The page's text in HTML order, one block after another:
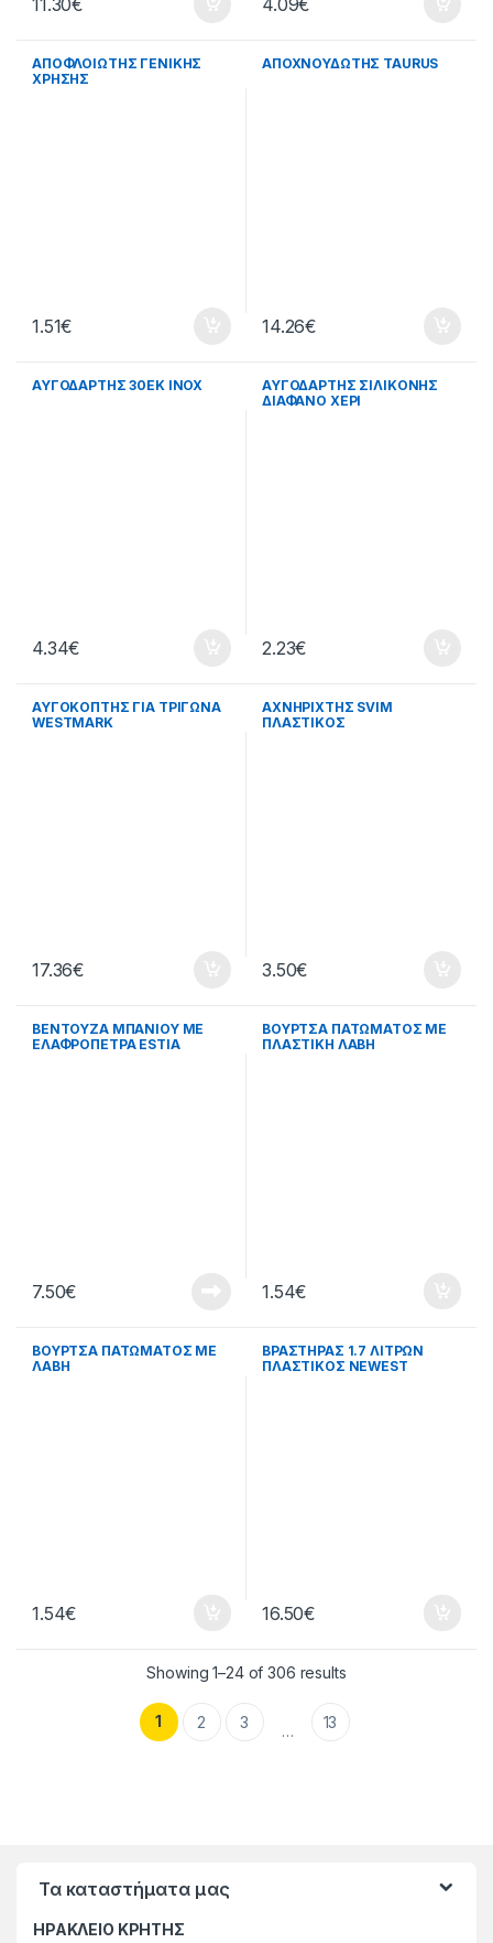
ΑΠΟΦΛΟΙΩΤΗΣ ΓΕΝΙΚΗΣ
ΧΡΗΣΗΣ
1.51€
ΑΠΟΧΝΟΥΔΩΤΗΣ TAURUS
14.26€
ΑΥΓΟΔΑΡΤΗΣ 30ΕΚ ΙΝΟΧ
4.34€
ΑΥΓΟΔΑΡΤΗΣ ΣΙΛΙΚΟΝΗΣ
ΔΙΑΦΑΝΟ ΧΕΡΙ
2.23€
ΑΥΓΟΚΟΠΤΗΣ ΓΙΑ ΤΡΙΓΩΝΑ
WESTMARK
17.36€
ΑΧΝΗΡΙΧΤΗΣ SVIM
ΠΛΑΣΤΙΚΟΣ
3.50€
ΒΕΝΤΟΥΖΑ ΜΠΑΝΙΟΥ ME
ΕΛΑΦΡΟΠΕΤΡΑ ESTIA
7.50€
ΒΟΥΡΤΣΑ ΠΑΤΩΜΑΤΟΣ ΜΕ
ΠΛΑΣΤΙΚΗ ΛΑΒΗ
1.54€
ΒΟΥΡΤΣΑ ΠΑΤΩΜΑΤΟΣ ΜΕ
ΛΑΒΗ
1.54€
ΒΡΑΣΤΗΡΑΣ 1.7 ΛΙΤΡΩΝ
ΠΛΑΣΤΙΚΟΣ NEWEST
16.50€
Showing 1–24 of 306 results
1 2 3 … 13
Τα καταστήματα μας
ΗΡΑΚΛΕΙΟ ΚΡΗΤΗΣ